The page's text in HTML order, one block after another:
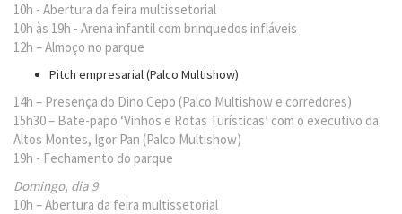
10h - Abertura da feira multissetorial
10h às 19h - Arena infantil com brinquedos infláveis
12h – Almoço no parque
Pitch empresarial (Palco Multishow)
14h – Presença do Dino Cepo (Palco Multishow e corredores)
15h30 – Bate-papo ‘Vinhos e Rotas Turísticas’ com o executivo da
Altos Montes, Igor Pan (Palco Multishow)
19h - Fechamento do parque
Domingo, dia 9
10h – Abertura da feira multissetorial